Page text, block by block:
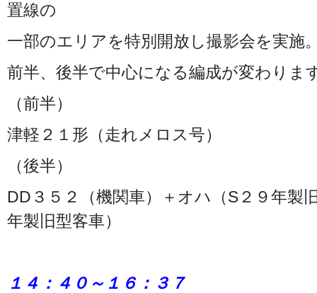
置線の
一部のエリアを特別開放し撮影会を実施
前半、後半で中心になる編成が変わりま
（前半）
津軽２１形（走れメロス号）
（後半）
DD３５２（機関車）＋オハ（S２９年製
年製旧型客車）
１４：４０～１６：３７